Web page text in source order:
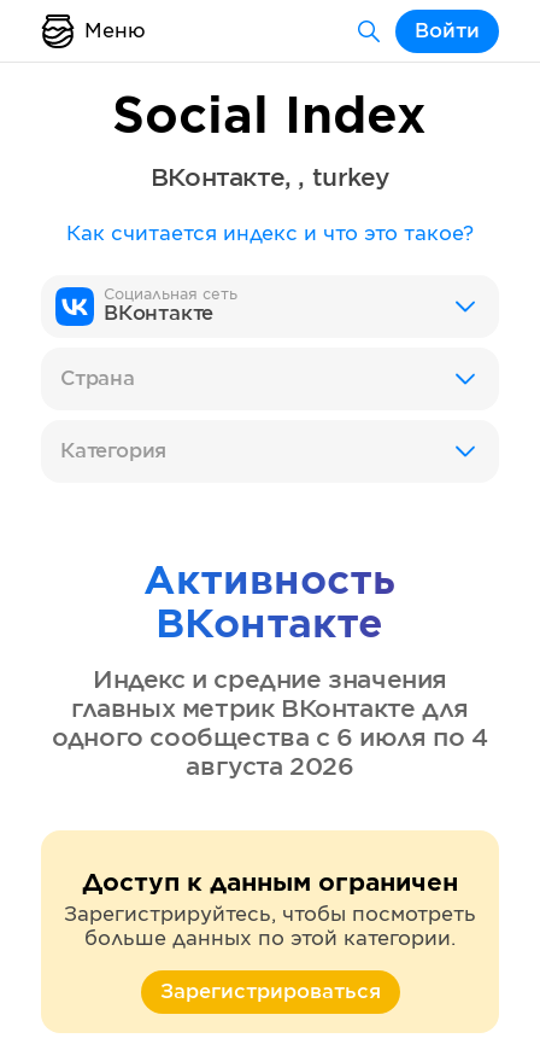
Меню Войти
Social Index
ВКонтакте, , turkey
Как считается индекс и что это такое?
Социальная сеть
ВКонтакте
Страна
Категория
Активность
ВКонтакте
Индекс и средние значения
главных метрик ВКонтакте для
одного сообщества с 6 июля по 4
августа 2026
Доступ к данным ограничен
Зарегистрируйтесь, чтобы посмотреть
больше данных по этой категории.
Зарегистрироваться